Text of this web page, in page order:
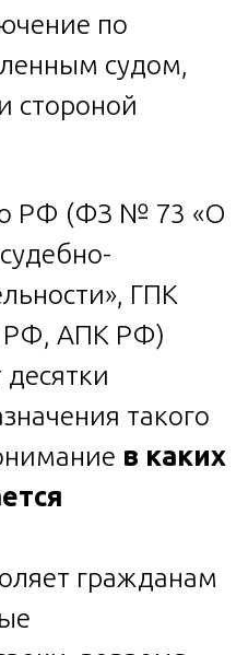
по
судом,
стороной
РФ (ФЗ № 73 «О
ГПК
АПК РФ)
такого
в каких
гражданам